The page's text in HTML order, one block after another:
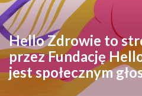
Hello Zdrowie to
przez Fundację
jest społecznym